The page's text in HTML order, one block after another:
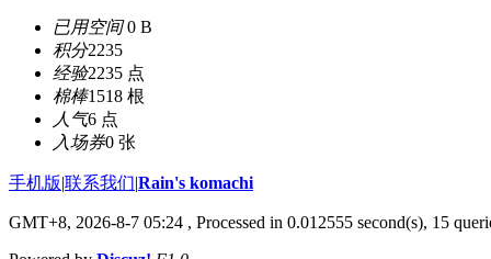
已用空间0 B
积分2235
经验2235 点
棉棒1518 根
人气6 点
入场券0 张
手机版|联系我们|Rain's komachi
GMT+8, 2026-8-7 05:24 , Processed in 0.012555 second(s), 15